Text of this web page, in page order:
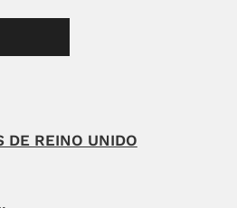
DE REINO UNIDO